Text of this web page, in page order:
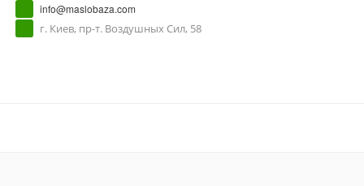
info@maslobaza.com
г. Киев, пр-т. Воздушных Сил, 58